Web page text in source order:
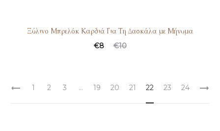
Ξύλινο Μπρελόκ Καρδιά Για Τη Δασκάλα με Μήνυμα
€10
€8
1 2 3 … 19 20 21 22 23 24